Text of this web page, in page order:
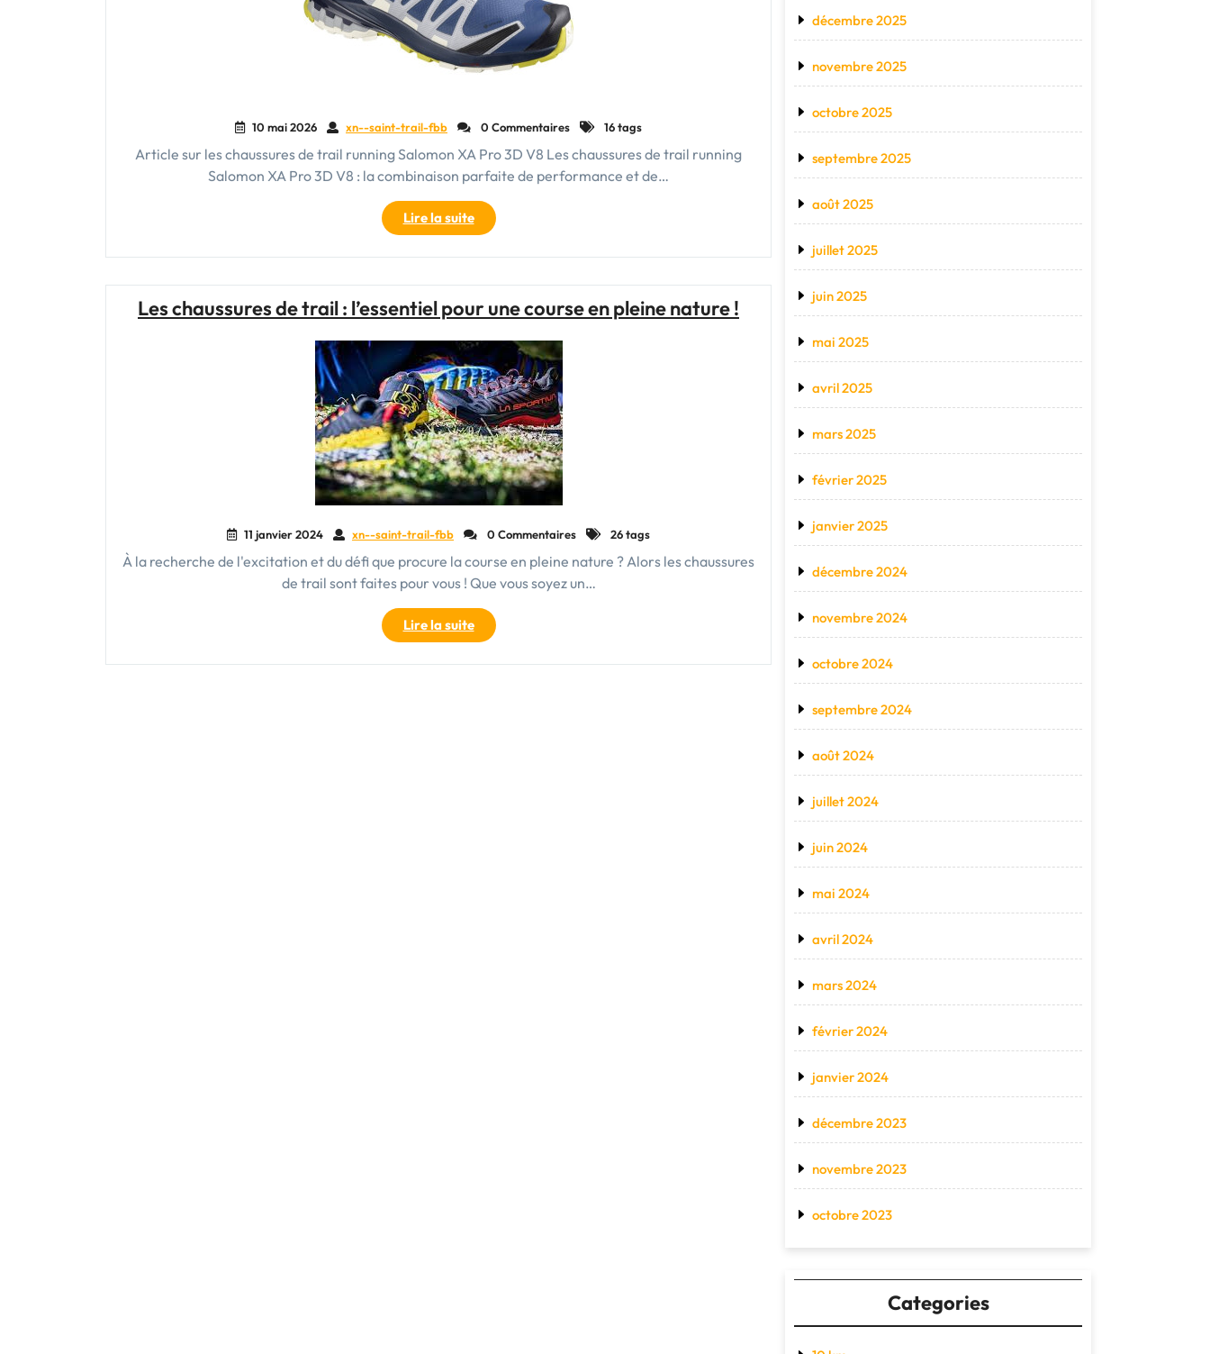
10 mai 2026 xn--saint-trail-fbb 0 Commentaires 16 tags
Article sur les chaussures de trail running Salomon XA Pro 3D V8 Les chaussures de trail running
Salomon XA Pro 3D V8 : la combinaison parfaite de performance et de…
Lire la suite"Découvrez
les
performances
chaussures
XA
Pro
3D
V8
pour
le
trail
running"
Les chaussures de trail : l’essentiel pour une course en pleine nature !
11 janvier 2024 xn--saint-trail-fbb 0 Commentaires 26 tags
À la recherche de l'excitation et du défi que procure la course en pleine nature ? Alors les chaussures
de trail sont faites pour vous ! Que vous soyez un…
Lire la suite"Les
chaussures
de
décembre 2025
novembre 2025
octobre 2025
septembre 2025
août 2025
juillet 2025
juin 2025
mai 2025
avril 2025
mars 2025
février 2025
janvier 2025
décembre 2024
novembre 2024
octobre 2024
septembre 2024
août 2024
juillet 2024
juin 2024
mai 2024
avril 2024
mars 2024
février 2024
janvier 2024
décembre 2023
novembre 2023
octobre 2023
Categories